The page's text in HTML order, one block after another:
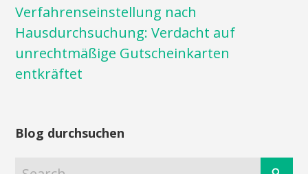
Verfahrenseinstellung nach
Hausdurchsuchung: Verdacht auf
unrechtmäßige Gutscheinkarten
entkräftet
Blog durchsuchen